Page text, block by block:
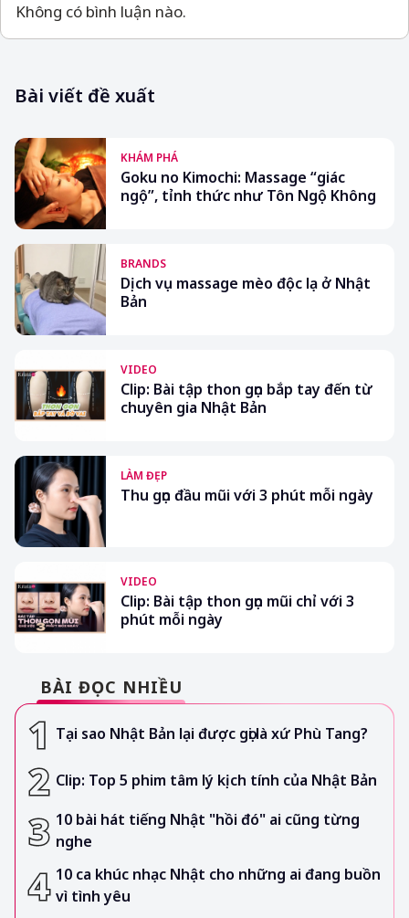
Không có bình luận nào.
Bài viết đề xuất
KHÁM PHÁ
Goku no Kimochi: Massage “giác
ngộ”, tỉnh thức như Tôn Ngộ Không
BRANDS
Dịch vụ massage mèo độc lạ ở Nhật
Bản
VIDEO
Clip: Bài tập thon gọn bắp tay đến từ
chuyên gia Nhật Bản
LÀM ĐẸP
Thu gọn đầu mũi với 3 phút mỗi ngày
VIDEO
Clip: Bài tập thon gọn mũi chỉ với 3
phút mỗi ngày
BÀI ĐỌC NHIỀU
Tại sao Nhật Bản lại được gọi là xứ Phù Tang?
Clip: Top 5 phim tâm lý kịch tính của Nhật Bản
10 bài hát tiếng Nhật "hồi đó" ai cũng từng
nghe
10 ca khúc nhạc Nhật cho những ai đang buồn
vì tình yêu